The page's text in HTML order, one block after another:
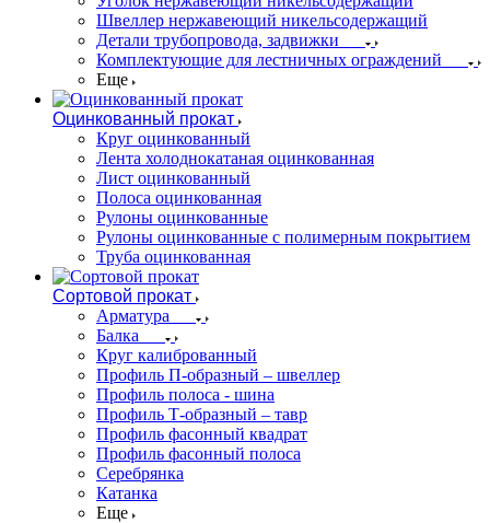
Швеллер нержавеющий никельсодержащий
Детали трубопровода, задвижки
Комплектующие для лестничных ограждений
Еще
Оцинкованный прокат
Круг оцинкованный
Лента холоднокатаная оцинкованная
Лист оцинкованный
Полоса оцинкованная
Рулоны оцинкованные
Рулоны оцинкованные с полимерным покрытием
Труба оцинкованная
Сортовой прокат
Арматура
Балка
Круг калиброванный
Профиль П-образный – швеллер
Профиль полоса - шина
Профиль Т-образный – тавр
Профиль фасонный квадрат
Профиль фасонный полоса
Серебрянка
Катанка
Еще